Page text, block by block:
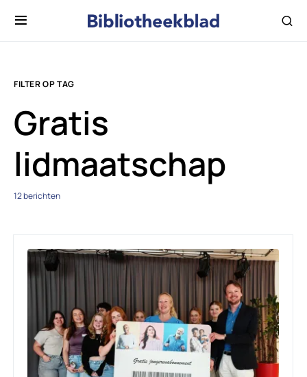
FILTER OP TAG
Gratis
lidmaatschap
12 berichten